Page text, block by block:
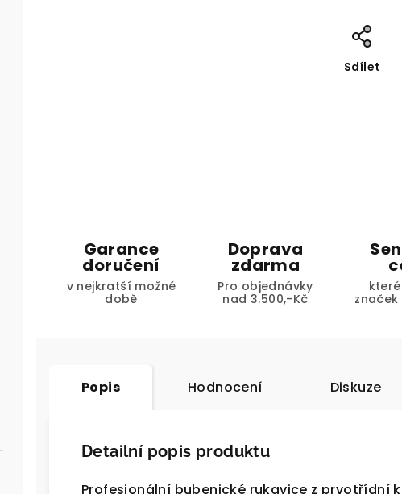
Sdílet
Garance
doručení
v nejkratší možné
době
Doprava
zdarma
Pro objednávky
nad 3.500,-Kč
Popis Hodnocení Diskuze
Detailní popis produktu
Profesionální bubenické rukavice z prvotřídní